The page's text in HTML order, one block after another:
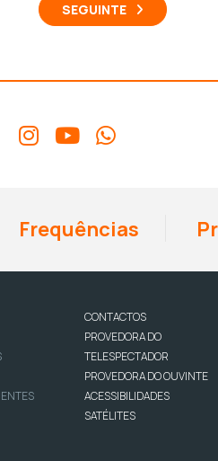
SEGUINTE
Frequências
CONTACTOS
PROVEDORA DO
TELESPECTADOR
PROVEDORA DO OUVINTE
ACESSIBILIDADES
SATÉLITES